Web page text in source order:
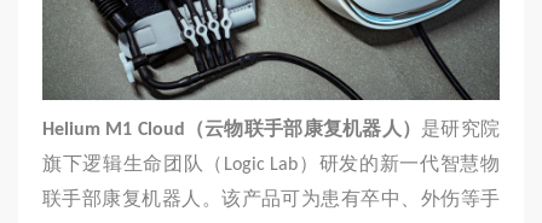
Helium M1 Cloud （云物联手部康复机器人） 是研究院
旗下逻辑生命团队（Logic Lab）研发的新一代智慧物
联手部康复机器人。该产品可为患有卒中、外伤等手